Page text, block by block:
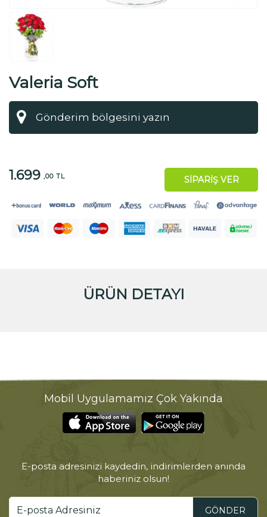
Valeria Soft
1.699 ,00 TL SİPARİŞ VER
ÜRÜN DETAYI
Mobil Uygulamamız Çok Yakında
E-posta adresinizi kaydedin, indirimlerden anında
haberiniz olsun!
GÖNDER